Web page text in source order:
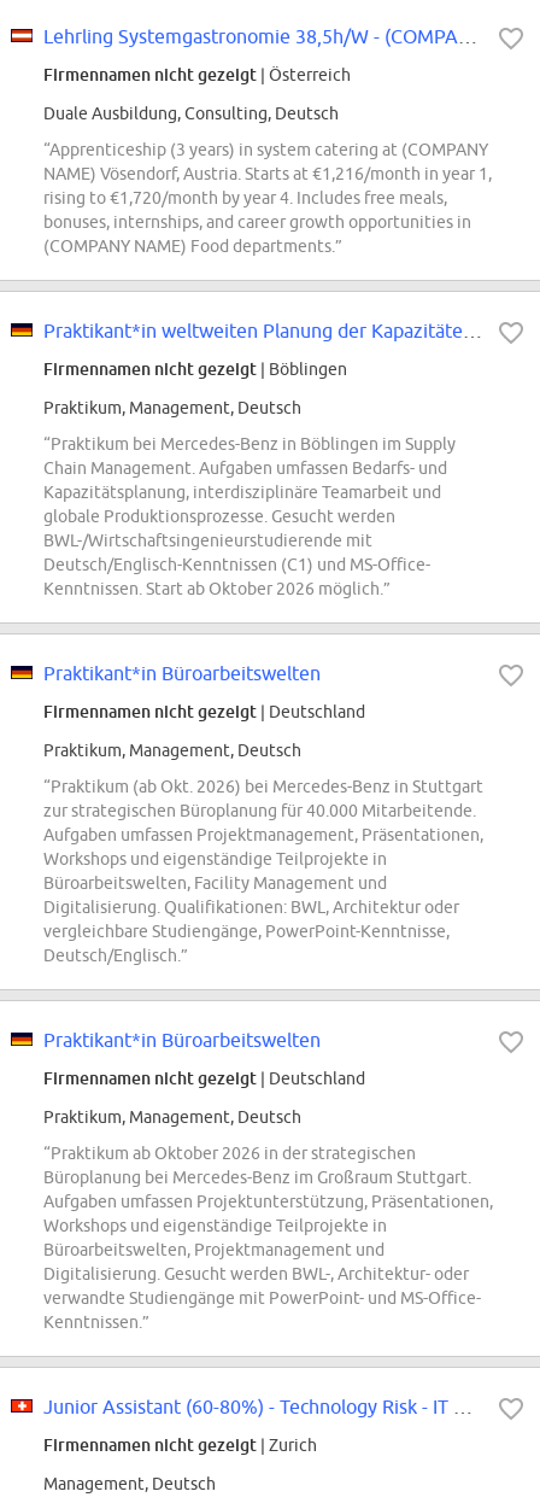
Firmennamen nicht gezeigt | Österreich
Duale Ausbildung, Consulting, Deutsch
“Apprenticeship (3 years) in system catering at (COMPANY
NAME) Vösendorf, Austria. Starts at €1,216/month in year 1,
rising to €1,720/month by year 4. Includes free meals,
bonuses, internships, and career growth opportunities in
(COMPANY NAME) Food departments.”
Firmennamen nicht gezeigt | Böblingen
Praktikum, Management, Deutsch
“Praktikum bei Mercedes-Benz in Böblingen im Supply
Chain Management. Aufgaben umfassen Bedarfs- und
Kapazitätsplanung, interdisziplinäre Teamarbeit und
globale Produktionsprozesse. Gesucht werden
BWL-/Wirtschaftsingenieurstudierende mit
Deutsch/Englisch-Kenntnissen (C1) und MS-Office-
Kenntnissen. Start ab Oktober 2026 möglich.”
Praktikant*in Büroarbeitswelten
Firmennamen nicht gezeigt | Deutschland
Praktikum, Management, Deutsch
“Praktikum (ab Okt. 2026) bei Mercedes-Benz in Stuttgart
zur strategischen Büroplanung für 40.000 Mitarbeitende.
Aufgaben umfassen Projektmanagement, Präsentationen,
Workshops und eigenständige Teilprojekte in
Büroarbeitswelten, Facility Management und
Digitalisierung. Qualifikationen: BWL, Architektur oder
vergleichbare Studiengänge, PowerPoint-Kenntnisse,
Deutsch/Englisch.”
Praktikant*in Büroarbeitswelten
Firmennamen nicht gezeigt | Deutschland
Praktikum, Management, Deutsch
“Praktikum ab Oktober 2026 in der strategischen
Büroplanung bei Mercedes-Benz im Großraum Stuttgart.
Aufgaben umfassen Projektunterstützung, Präsentationen,
Workshops und eigenständige Teilprojekte in
Büroarbeitswelten, Projektmanagement und
Digitalisierung. Gesucht werden BWL-, Architektur- oder
verwandte Studiengänge mit PowerPoint- und MS-Office-
Kenntnissen.”
Firmennamen nicht gezeigt | Zurich
Management, Deutsch